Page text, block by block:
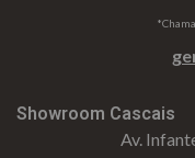
Showroom Cascais
Av.